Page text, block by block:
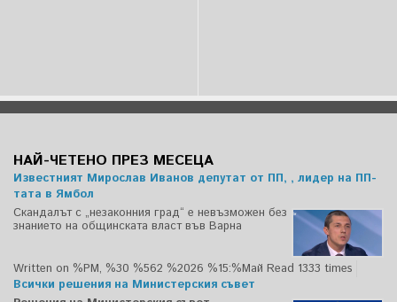
НАЙ-ЧЕТЕНО ПРЕЗ МЕСЕЦА
Известният Мирослав Иванов депутат от ПП, , лидер на ПП-
тата в Ямбол
Скандалът с „незаконния град“ е невъзможен без
знанието на общинската власт във Варна
Written on %PM, %30 %562 %2026 %15:%Май Read 1333 times
Всички решения на Министерския съвет